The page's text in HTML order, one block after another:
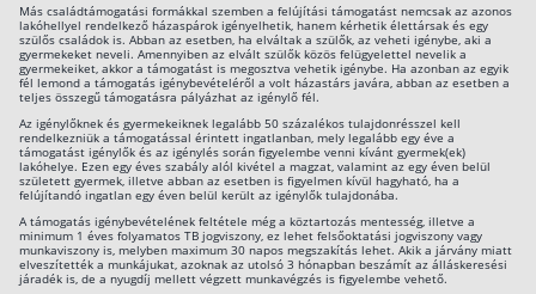
Más családtámogatási formákkal szemben a felújítási támogatást nemcsak az azonos
lakóhellyel rendelkező házaspárok igényelhetik, hanem kérhetik élettársak és egy
szülős családok is. Abban az esetben, ha elváltak a szülők, az veheti igénybe, aki a
gyermekeket neveli. Amennyiben az elvált szülők közös felügyelettel nevelik a
gyermekeiket, akkor a támogatást is megosztva vehetik igénybe. Ha azonban az egyik
fél lemond a támogatás igénybevételéről a volt házastárs javára, abban az esetben a
teljes összegű támogatásra pályázhat az igénylő fél.
Az igénylőknek és gyermekeiknek legalább 50 százalékos tulajdonrésszel kell
rendelkezniük a támogatással érintett ingatlanban, mely legalább egy éve a
támogatást igénylők és az igénylés során figyelembe venni kívánt gyermek(ek)
lakóhelye. Ezen egy éves szabály alól kivétel a magzat, valamint az egy éven belül
született gyermek, illetve abban az esetben is figyelmen kívül hagyható, ha a
felújítandó ingatlan egy éven belül került az igénylők tulajdonába.
A támogatás igénybevételének feltétele még a köztartozás mentesség, illetve a
minimum 1 éves folyamatos TB jogviszony, ez lehet felsőoktatási jogviszony vagy
munkaviszony is, melyben maximum 30 napos megszakítás lehet. Akik a járvány miatt
elveszítették a munkájukat, azoknak az utolsó 3 hónapban beszámít az álláskeresési
járadék is, de a nyugdíj mellett végzett munkavégzés is figyelembe vehető.